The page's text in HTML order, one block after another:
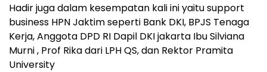
Hadir juga dalam kesempatan kali ini yaitu support
business HPN Jaktim seperti Bank DKI, BPJS Tenaga
Kerja, Anggota DPD RI Dapil DKI jakarta Ibu Silviana
Murni , Prof Rika dari LPH QS, dan Rektor Pramita
University